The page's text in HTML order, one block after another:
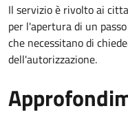
Il servizio è rivolto ai
per l'apertura di un
che necessitano di
dell'autorizzazione.